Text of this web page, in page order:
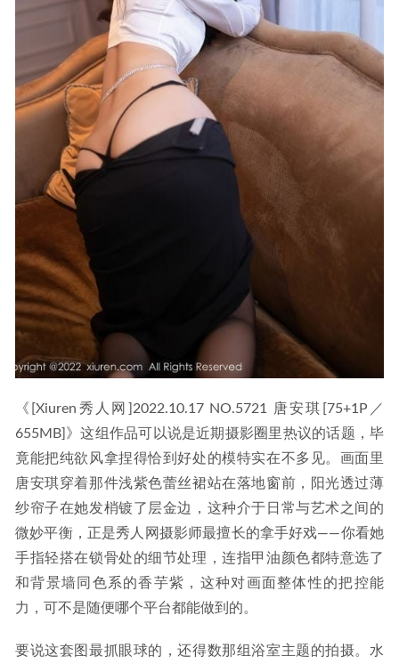
《[Xiuren秀人网]2022.10.17 NO.5721 唐安琪[75+1P／
655MB]》这组作品可以说是近期摄影圈里热议的话题，毕
竟能把纯欲风拿捏得恰到好处的模特实在不多见。画面里
唐安琪穿着那件浅紫色蕾丝裙站在落地窗前，阳光透过薄
纱帘子在她发梢镀了层金边，这种介于日常与艺术之间的
微妙平衡，正是秀人网摄影师最擅长的拿手好戏——你看她
手指轻搭在锁骨处的细节处理，连指甲油颜色都特意选了
和背景墙同色系的香芋紫，这种对画面整体性的把控能
力，可不是随便哪个平台都能做到的。
要说这套图最抓眼球的，还得数那组浴室主题的拍摄。水